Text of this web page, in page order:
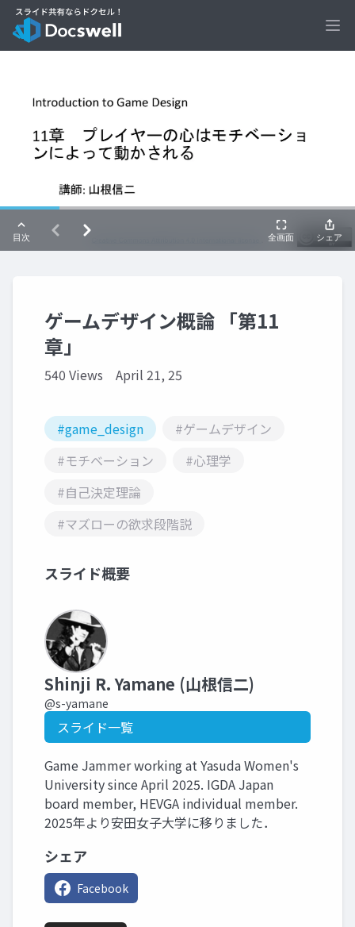
ゲームデザイン概論 「第11
章」
540 Views April 21, 25
#game_design
#ゲームデザイン
#モチベーション
#心理学
#自己決定理論
#マズローの欲求段階説
スライド概要
Shinji R. Yamane (山根信二)
@s-yamane
スライド一覧
Game Jammer working at Yasuda Women's
University since April 2025. IGDA Japan
board member, HEVGA individual member.
2025年より安田女子大学に移りました．
シェア
Facebook